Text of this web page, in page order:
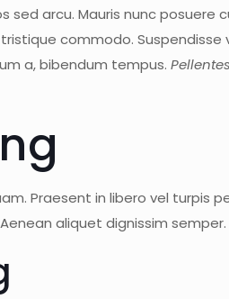
sed arcu. Mauris nunc posuere
tristique commodo. Suspendisse
a, bibendum tempus.
Praesent in libero vel turpis
aliquet dignissim semper.